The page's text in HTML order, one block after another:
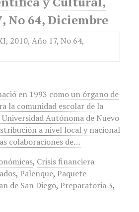
No 64, Diciembre
en 1993 como un órgano de
la comunidad escolar de la
Autónoma de Nuevo
a nivel local y nacional
colaboraciones de…
, Crisis financiera
, Palenque, Paquete
de San Diego, Preparatoria 3,